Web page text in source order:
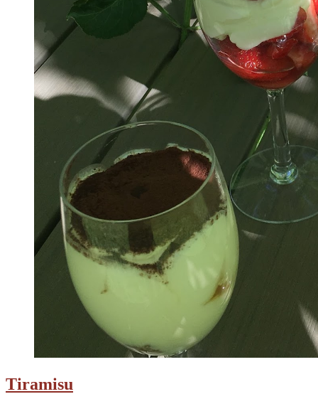
Tiramisu